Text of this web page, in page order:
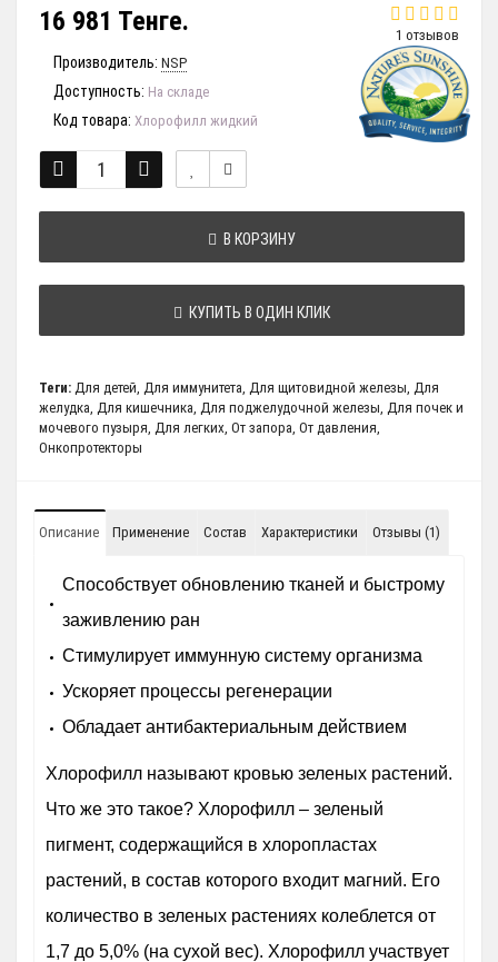
1 отзывов
16 981 Тенге.
Производитель: NSP
Доступность: На складе
Код товара: Хлорофилл жидкий
В КОРЗИНУ
КУПИТЬ В ОДИН КЛИК
Теги: Для детей Для иммунитета Для щитовидной железы Для
желудка Для кишечника Для поджелудочной железы Для почек и
мочевого пузыря Для легких От запора От давления
Онкопротекторы
Описание Применение Состав Характеристики Отзывы (1)
Способствует обновлению тканей и быстрому
заживлению ран
Стимулирует иммунную систему организма
Ускоряет процессы регенерации
Обладает антибактериальным действием
Хлорофилл называют кровью зеленых растений.
Что же это такое? Хлорофилл – зеленый
пигмент, содержащийся в хлоропластах
растений, в состав которого входит магний. Его
количество в зеленых растениях колеблется от
1,7 до 5,0% (на сухой вес). Хлорофилл участвует